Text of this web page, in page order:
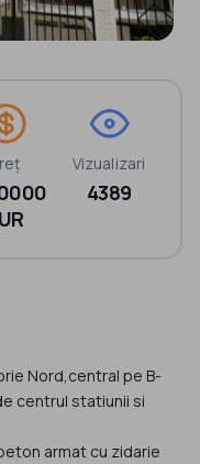
Vizualizari
4389
Nord,central pe B-
centrul statiunii si
armat cu zidarie